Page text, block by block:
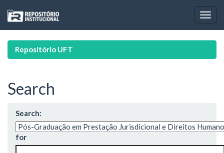
navigation
Repositório UFT
Search
Search:
for